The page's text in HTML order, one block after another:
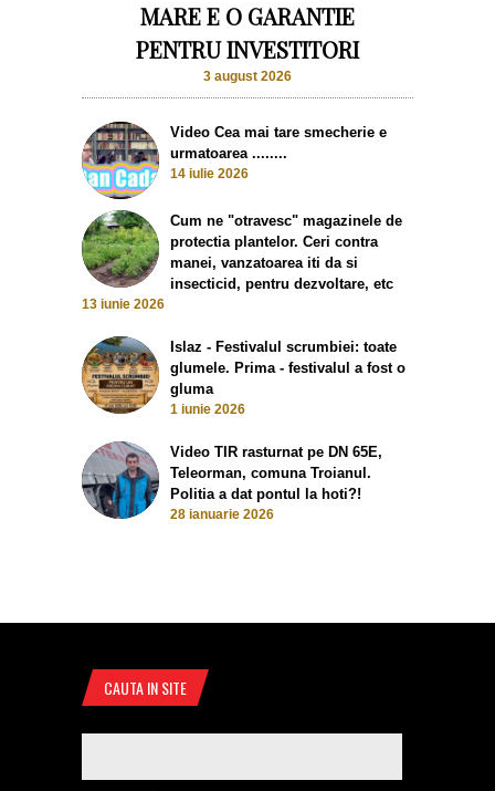
MARE E O GARANTIE
PENTRU INVESTITORI
3 august 2026
Video Cea mai tare smecherie e
urmatoarea ........
14 iulie 2026
Cum ne "otravesc" magazinele de
protectia plantelor. Ceri contra
manei, vanzatoarea iti da si
insecticid, pentru dezvoltare, etc
13 iunie 2026
Islaz - Festivalul scrumbiei: toate
glumele. Prima - festivalul a fost o
gluma
1 iunie 2026
Video TIR rasturnat pe DN 65E,
Teleorman, comuna Troianul.
Politia a dat pontul la hoti?!
28 ianuarie 2026
CAUTA IN SITE